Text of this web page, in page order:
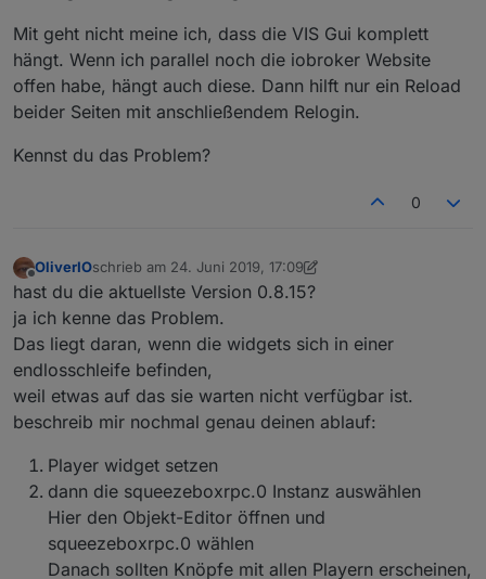
Mit geht nicht meine ich, dass die VIS Gui komplett
hängt. Wenn ich parallel noch die iobroker Website
offen habe, hängt auch diese. Dann hilft nur ein Reload
beider Seiten mit anschließendem Relogin.
Kennst du das Problem?
0
Offline
OliverIOschrieb am 24. Juni 2019, 17:09
zuletzt editiert von OliverIO
hast du die aktuellste Version 0.8.15?
ja ich kenne das Problem.
Das liegt daran, wenn die widgets sich in einer
endlosschleife befinden,
weil etwas auf das sie warten nicht verfügbar ist.
beschreib mir nochmal genau deinen ablauf:
Player widget setzen
dann die squeezeboxrpc.0 Instanz auswählen
Hier den Objekt-Editor öffnen und
squeezeboxrpc.0 wählen
Danach sollten Knöpfe mit allen Playern erscheinen,